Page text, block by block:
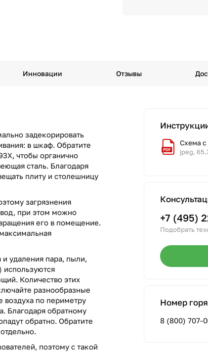
Инновации Отзывы
задекорировать
в шкаф. Обратите
чтобы органично
сталь. Благодаря
плиту и столешницу
загрязнения
при этом можно
его в помещение.
и удаления пара, пыли,
используются
Количество этих
разнообразные
воздуха по периметру
Благодаря обратному
обратно. Обратите
поэтому с такой
Схема с
jpeg,
+7 (495)
Подобрать
Номер
8 (800) 707-